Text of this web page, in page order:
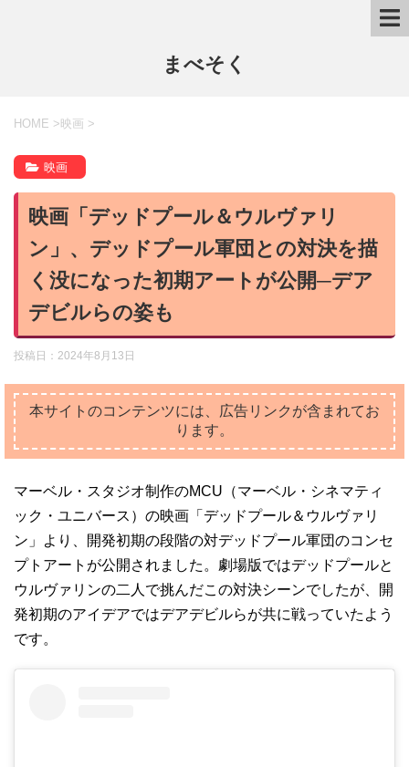
まべそく
HOME > 映画 >
映画
映画「デッドプール＆ウルヴァリ
ン」、デッドプール軍団との対決を描
く没になった初期アートが公開─デア
デビルらの姿も
投稿日： 2024年8月13日
本サイトのコンテンツには、広告リンクが含まれてお
ります。
マーベル・スタジオ制作のMCU（マーベル・シネマティ
ック・ユニバース）の映画「デッドプール＆ウルヴァリ
ン」より、開発初期の段階の対デッドプール軍団のコンセ
プトアートが公開されました。劇場版ではデッドプールと
ウルヴァリンの二人で挑んだこの対決シーンでしたが、開
発初期のアイデアではデアデビルらが共に戦っていたよう
です。